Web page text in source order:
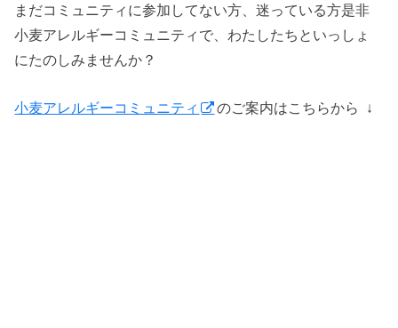
まだコミュニティに参加してない方、迷っている方是非
小麦アレルギーコミュニティで、わたしたちといっしょ
にたのしみませんか？
小麦アレルギーコミュニティ のご案内はこちらから ↓